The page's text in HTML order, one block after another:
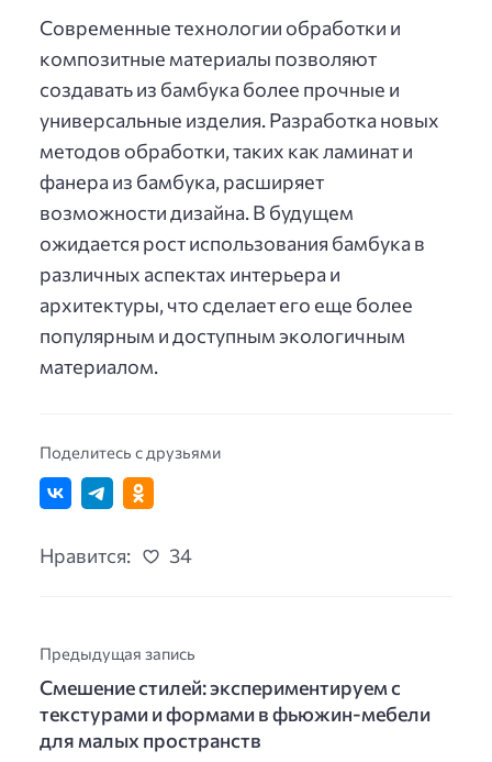
Современные технологии обработки и
композитные материалы позволяют
создавать из бамбука более прочные и
универсальные изделия. Разработка новых
методов обработки, таких как ламинат и
фанера из бамбука, расширяет
возможности дизайна. В будущем
ожидается рост использования бамбука в
различных аспектах интерьера и
архитектуры, что сделает его еще более
популярным и доступным экологичным
материалом.
Поделитесь с друзьями
Нравится: 34
Предыдущая запись
Смешение стилей: экспериментируем с
текстурами и формами в фьюжин-мебели
для малых пространств